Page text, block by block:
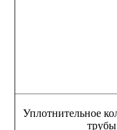
Уплотнительное
трубы